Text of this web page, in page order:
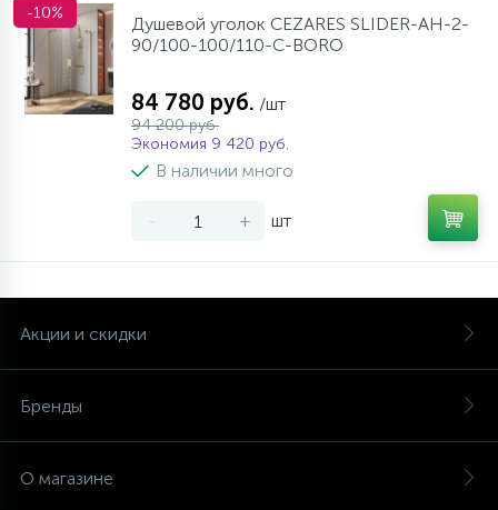
-10%
Душевой уголок CEZARES SLIDER-AH-2-
90/100-100/110-C-BORO
84 780 руб. /шт
94 200 руб.
Экономия 9 420 руб.
В наличии много
- + шт
Акции и скидки
Бренды
О магазине